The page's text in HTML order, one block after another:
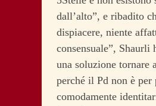
dall’alto”, e ribadito
dispiacere, niente
consensuale”, Shaurli
una soluzione tornare
perché il Pd non è per
comodamente